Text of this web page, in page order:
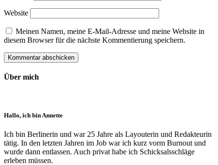
Website
Meinen Namen, meine E-Mail-Adresse und meine Website in
diesem Browser für die nächste Kommentierung speichern.
Über mich
Hallo, ich bin Annette
Ich bin Berlinerin und war 25 Jahre als Layouterin und Redak­teurin
tätig. In den letzten Jahren im Job war ich kurz vorm Burnout und
wurde dann ent­lassen. Auch privat habe ich Schick­sals­schläge
erleben müssen.